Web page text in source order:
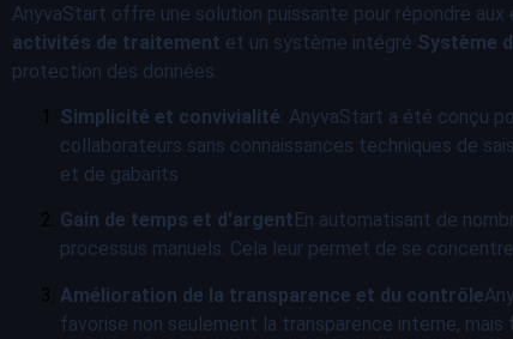
AnyvaStart offre une solution puissante pour répondre
activités de traitement et un système intégré Système
protection des données.
Simplicité et convivialité: AnyvaStart a été conçu
collaborateurs sans connaissances techniques de
et de gabarits
Gain de temps et d'argent En automatisant de
processus manuels. Cela leur permet de se
Amélioration de la transparence et du contrôle
favorise non seulement la transparence interne,